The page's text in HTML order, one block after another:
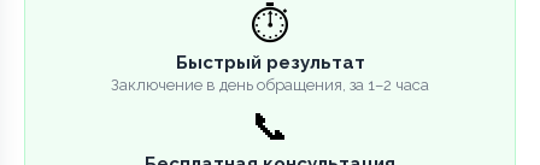
⏱️
Быстрый результат
Заключение в день обращения, за 1–2 часа
📞